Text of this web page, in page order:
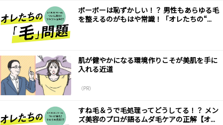
ボーボーは恥ずかしい！？ 男性もあらゆる毛
を整えるのがもはや常識！「オレたちの“...
肌が健やかになる環境作りこそが美肌を手に
入れる近道
（PR）
すね毛＆うで毛処理ってどうしてる！？ メン
ズ美容のプロが語るムダ毛ケアの正解【オ...